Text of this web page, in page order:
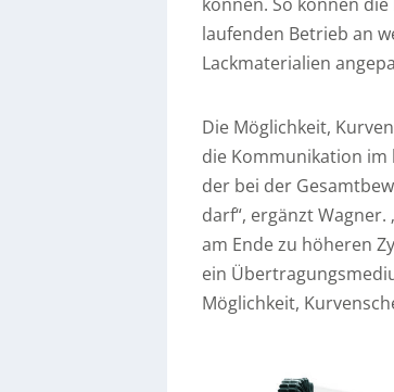
laufenden Betrieb an
Lackmaterialien
Die Möglichkeit,
die Kommunikation im
der bei der
darf“, ergänzt
am Ende zu höheren
ein
Möglichkeit,